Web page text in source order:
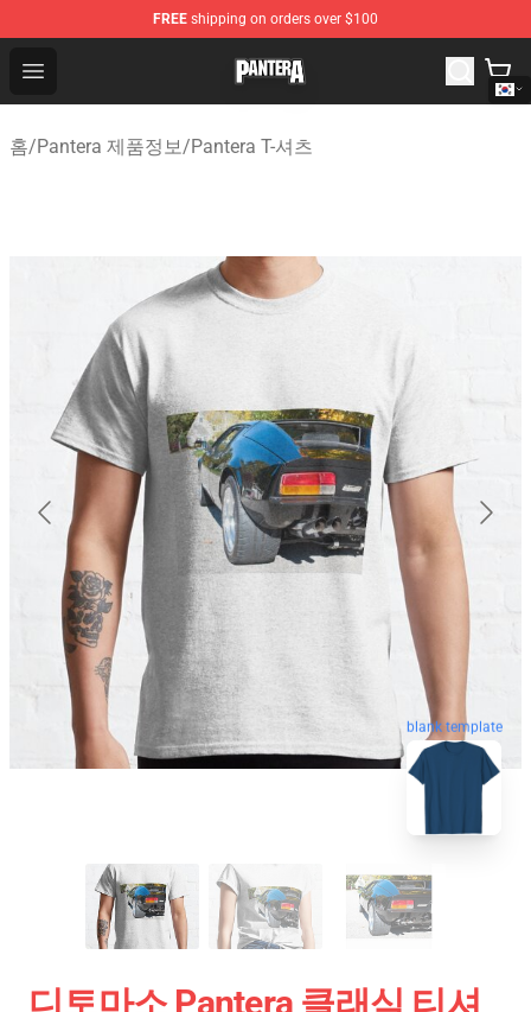
FREE shipping on orders over $100
Open menu
Pantera Store - Official Pantera Merchandise Shop
홈/Pantera 제품정보/Pantera T-셔츠
blank template
디토마소 Pantera 클래식 티셔